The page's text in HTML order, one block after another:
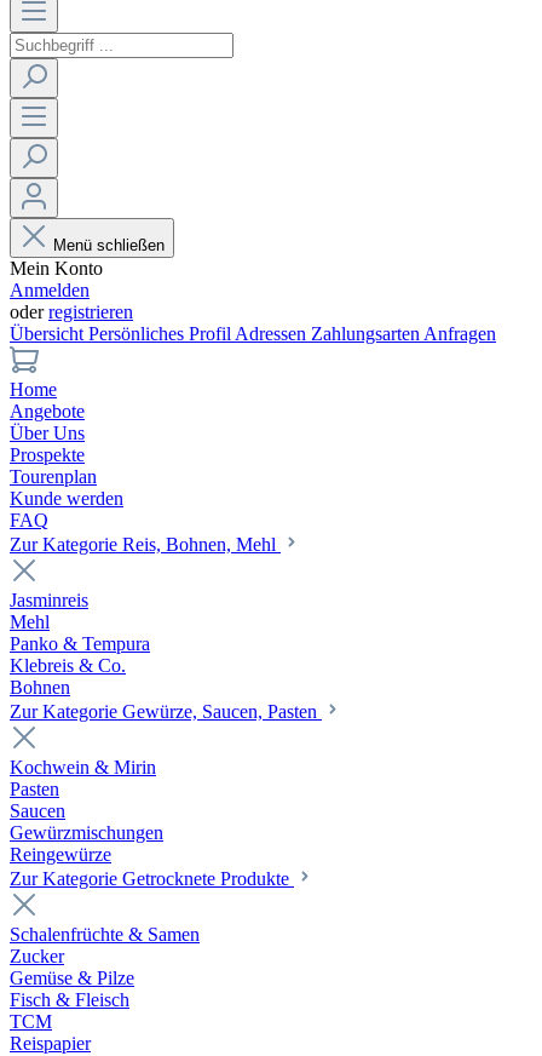
Menü schließen
Mein Konto
Anmelden
oderregistrieren
Übersicht Persönliches Profil Adressen Zahlungsarten Anfragen
Home
Angebote
Über Uns
Prospekte
Tourenplan
Kunde werden
FAQ
Zur Kategorie Reis, Bohnen, Mehl
Jasminreis
Mehl
Panko & Tempura
Klebreis & Co.
Bohnen
Zur Kategorie Gewürze, Saucen, Pasten
Kochwein & Mirin
Pasten
Saucen
Gewürzmischungen
Reingewürze
Zur Kategorie Getrocknete Produkte
Schalenfrüchte & Samen
Zucker
Gemüse & Pilze
Fisch & Fleisch
TCM
Reispapier